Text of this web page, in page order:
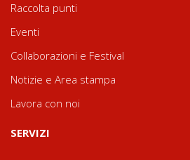
Raccolta punti
Eventi
Collaborazioni e Festival
Notizie e Area stampa
Lavora con noi
SERVIZI